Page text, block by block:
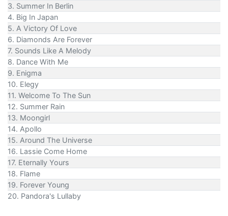
3. Summer In Berlin
4. Big In Japan
5. A Victory Of Love
6. Diamonds Are Forever
7. Sounds Like A Melody
8. Dance With Me
9. Enigma
10. Elegy
11. Welcome To The Sun
12. Summer Rain
13. Moongirl
14. Apollo
15. Around The Universe
16. Lassie Come Home
17. Eternally Yours
18. Flame
19. Forever Young
20. Pandora's Lullaby